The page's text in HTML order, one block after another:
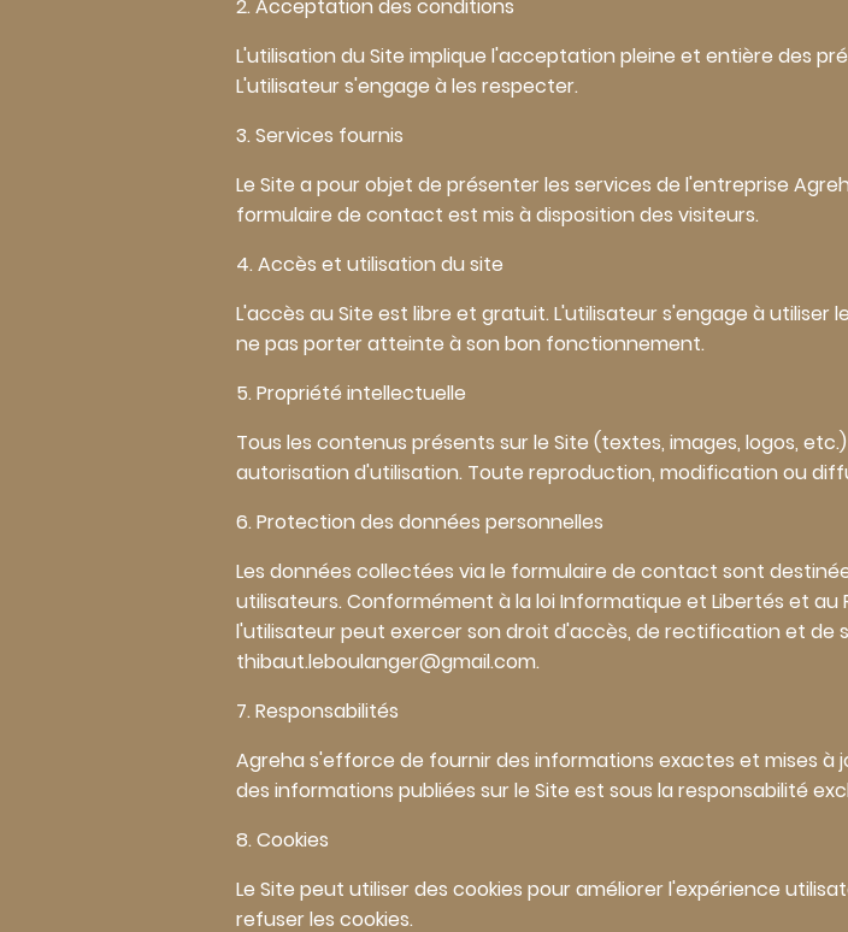
2. Acceptation des conditions
L'utilisation du Site implique l'acceptation pleine et entière des
L'utilisateur s'engage à les respecter.
3. Services fournis
Le Site a pour objet de présenter les services de l'entreprise
formulaire de contact est mis à disposition des visiteurs.
4. Accès et utilisation du site
L'accès au Site est libre et gratuit. L'utilisateur s'engage à
ne pas porter atteinte à son bon fonctionnement.
5. Propriété intellectuelle
Tous les contenus présents sur le Site (textes, images, logos,
autorisation d'utilisation. Toute reproduction, modification ou
6. Protection des données personnelles
Les données collectées via le formulaire de contact sont
utilisateurs. Conformément à la loi Informatique et Libertés et au
l'utilisateur peut exercer son droit d'accès, de rectification et de
thibaut.leboulanger@gmail.com.
7. Responsabilités
Agreha s'efforce de fournir des informations exactes et mises à
des informations publiées sur le Site est sous la responsabilité
8. Cookies
Le Site peut utiliser des cookies pour améliorer l'expérience
refuser les cookies.